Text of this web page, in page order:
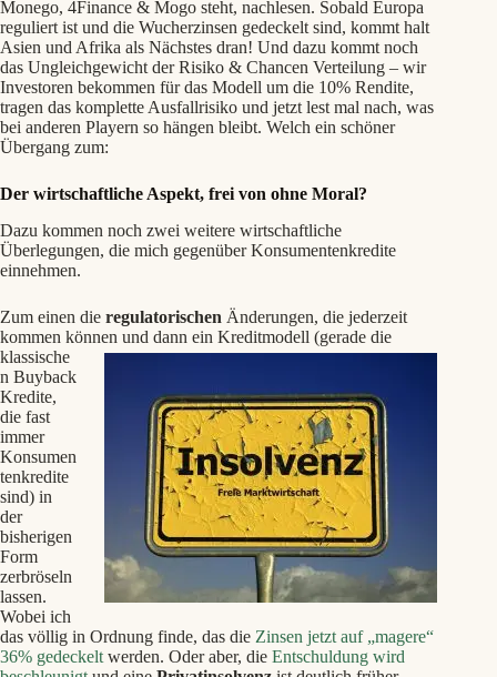
Monego, 4Finance & Mogo steht, nachlesen. Sobald Europa
reguliert ist und die Wucherzinsen gedeckelt sind, kommt halt
Asien und Afrika als Nächstes dran! Und dazu kommt noch
das Ungleichgewicht der Risiko & Chancen Verteilung – wir
Investoren bekommen für das Modell um die 10% Rendite,
tragen das komplette Ausfallrisiko und jetzt lest mal nach, was
bei anderen Playern so hängen bleibt. Welch ein schöner
Übergang zum:
Der wirtschaftliche Aspekt, frei von ohne Moral?
Dazu kommen noch zwei weitere wirtschaftliche
Überlegungen, die mich gegenüber Konsumentenkredite
einnehmen.
Zum einen die regulatorischen Änderungen, die jederzeit
kommen können und dann ein Kreditmodell (gerade die
klassische
n Buyback
Kredite,
die fast
immer
Konsumen
tenkredite
sind) in
der
bisherigen
Form
zerbröseln
lassen.
Wobei ich
das völlig in Ordnung finde, das die Zinsen jetzt auf „magere“
36% gedeckelt werden. Oder aber, die Entschuldung wird